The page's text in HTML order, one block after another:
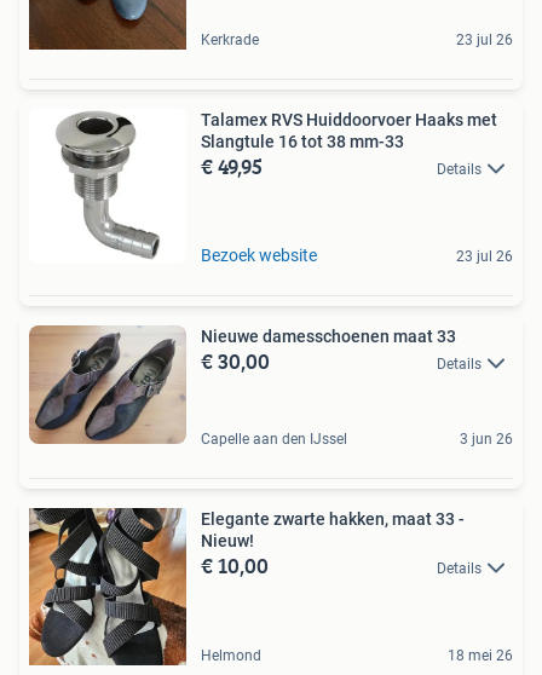
Kerkrade 23 jul 26
Talamex RVS Huiddoorvoer Haaks met
Slangtule 16 tot 38 mm-33
€ 49,95 Details
Bezoek website 23 jul 26
Nieuwe damesschoenen maat 33
€ 30,00 Details
Capelle aan den IJssel 3 jun 26
Elegante zwarte hakken, maat 33 -
Nieuw!
€ 10,00 Details
Helmond 18 mei 26